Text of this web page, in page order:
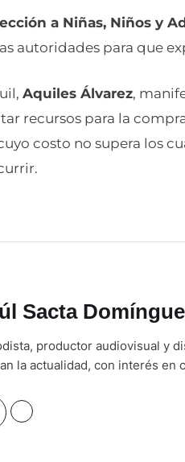
a Niñas, Niños y
autoridades para que
Aquiles Álvarez,
recursos para la
costo no supera los
Sacta
productor audiovisual y
la actualidad, con interés